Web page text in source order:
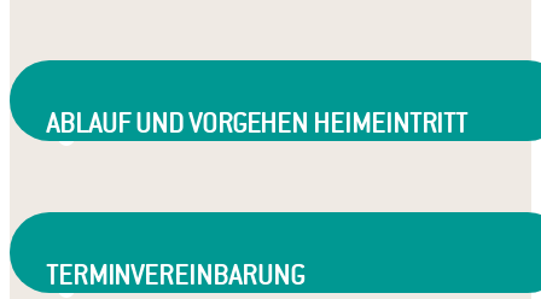
ABLAUF UND VORGEHEN HEIMEINTRITT
TERMINVEREINBARUNG